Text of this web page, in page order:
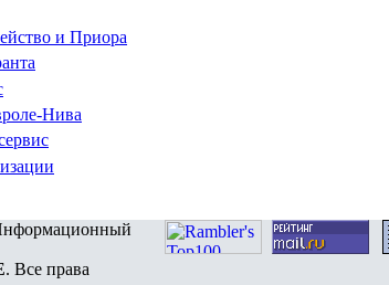
и Приора
Нива
. Все права